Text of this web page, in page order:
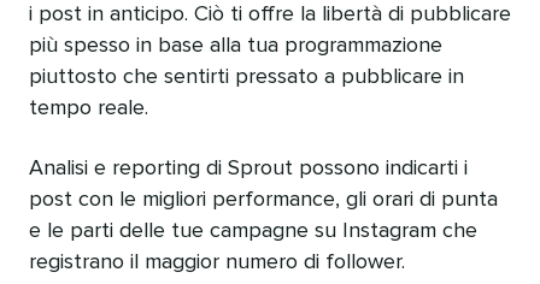
i post in anticipo. Ciò ti offre la libertà di pubblicare
più spesso in base alla tua programmazione
piuttosto che sentirti pressato a pubblicare in
tempo reale.
Analisi e reporting di Sprout possono indicarti i
post con le migliori performance, gli orari di punta
e le parti delle tue campagne su Instagram che
registrano il maggior numero di follower.